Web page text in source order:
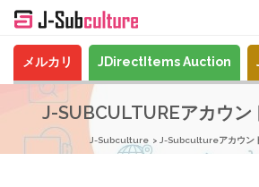
メルカリ JDirectItems Auction
J-SUBCULTUREアカウン
J-Subculture J-Subcultureアカウン